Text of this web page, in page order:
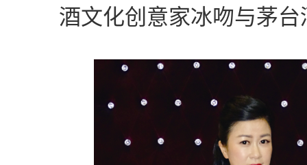
酒文化创意家冰吻与茅